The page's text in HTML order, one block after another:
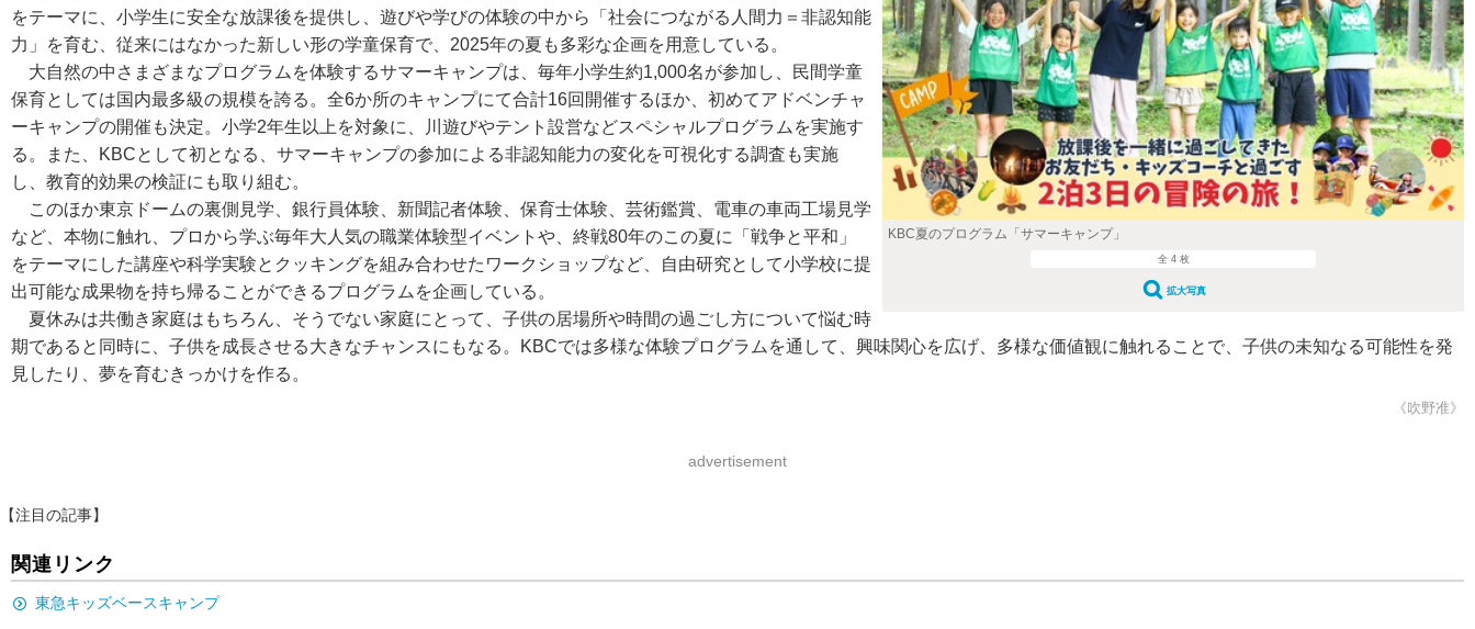
KBC夏のプログラム「サマーキャンプ」
全 4 枚
拡大写真
をテーマに、小学生に安全な放課後を提供し、遊びや学びの体験の中から「社会につながる人間力＝非認知能
力」を育む、従来にはなかった新しい形の学童保育で、2025年の夏も多彩な企画を用意している。
大自然の中さまざまなプログラムを体験するサマーキャンプは、毎年小学生約1,000名が参加し、民間学童
保育としては国内最多級の規模を誇る。全6か所のキャンプにて合計16回開催するほか、初めてアドベンチャ
ーキャンプの開催も決定。小学2年生以上を対象に、川遊びやテント設営などスペシャルプログラムを実施す
る。また、KBCとして初となる、サマーキャンプの参加による非認知能力の変化を可視化する調査も実施
し、教育的効果の検証にも取り組む。
このほか東京ドームの裏側見学、銀行員体験、新聞記者体験、保育士体験、芸術鑑賞、電車の車両工場見学
など、本物に触れ、プロから学ぶ毎年大人気の職業体験型イベントや、終戦80年のこの夏に「戦争と平和」
をテーマにした講座や科学実験とクッキングを組み合わせたワークショップなど、自由研究として小学校に提
出可能な成果物を持ち帰ることができるプログラムを企画している。
夏休みは共働き家庭はもちろん、そうでない家庭にとって、子供の居場所や時間の過ごし方について悩む時
期であると同時に、子供を成長させる大きなチャンスにもなる。KBCでは多様な体験プログラムを通して、興味関心を広げ、多様な価値観に触れることで、子供の未知なる可能性を発
見したり、夢を育むきっかけを作る。
《吹野准》
advertisement
【注目の記事】
関連リンク
東急キッズベースキャンプ